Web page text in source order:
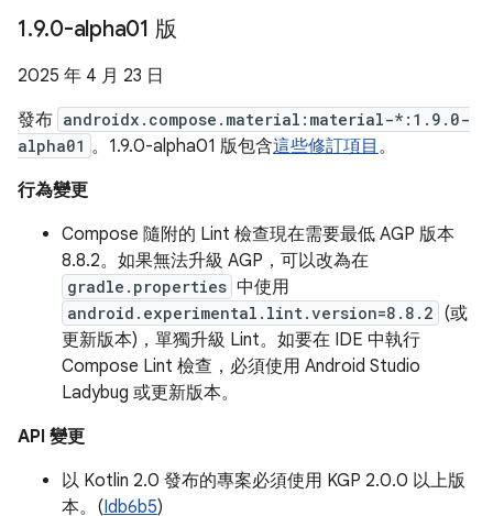
1.9.0-alpha01 版
2025 年 4 月 23 日
發布 androidx.compose.material:material-*:1.9.0-
alpha01 。1.9.0-alpha01 版包含這些修訂項目 。
行為變更
Compose 隨附的 Lint 檢查現在需要最低 AGP 版本
8.8.2。如果無法升級 AGP，可以改為在
gradle.properties 中使用
android.experimental.lint.version=8.8.2 (或
更新版本)，單獨升級 Lint。如要在 IDE 中執行
Compose Lint 檢查，必須使用 Android Studio
Ladybug 或更新版本。
API 變更
以 Kotlin 2.0 發布的專案必須使用 KGP 2.0.0 以上版
本。(Idb6b5)